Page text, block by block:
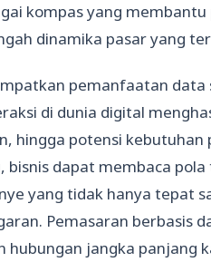
kompas yang
dinamika pasar yang
pemanfaatan data
di dunia digital
hingga potensi kebutuhan
dapat membaca
yang tidak hanya tepat
Pemasaran berbasis
hubungan jangka panjang